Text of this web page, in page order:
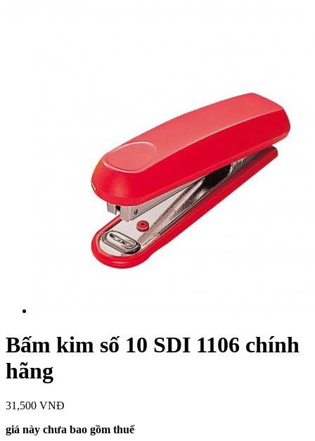
Bấm kim số 10 SDI 1106 chính
hãng
31,500 VNĐ
giá này chưa bao gồm thuế